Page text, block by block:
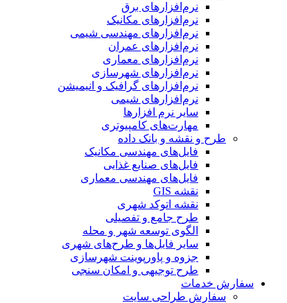
نرم‌افزارهای برق
نرم‌افزارهای مکانیک
نرم‌افزارهای مهندسی شیمی
نرم‌افزارهای عمران
نرم‌افزارهای معماری
نرم‌افزارهای شهرسازی
نرم‌افزارهای گرافیک و انیمیشن
نرم‌افزارهای شیمی
سایر نرم افزارها
مهارت‌های کامپیوتری
طرح و نقشه و بانک داده
فایل‌های مهندسی مکانیک
فایل‌های صنایع غذایی
فایل‌های مهندسی معماری
نقشه GIS
نقشه اتوکد شهری
طرح جامع و تفصیلی
الگوی توسعه شهر و محله
سایر فایل‌ها و طرح‌های شهری
جزوه و پاورپوینت شهرسازی
طرح توجیهی و امکان سنجی
سفارش خدمات
سفارش طراحی سایت